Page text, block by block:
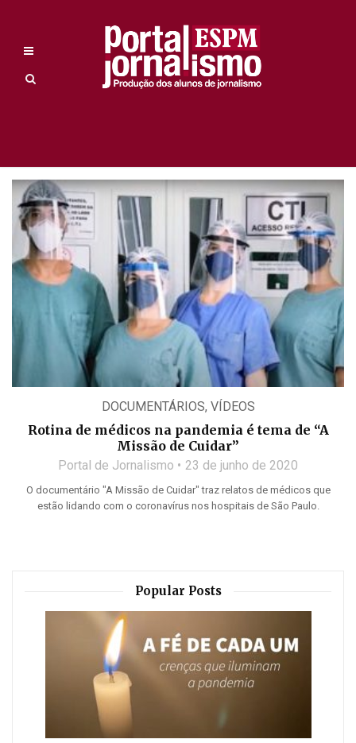
DOCUMENTÁRIOS, VÍDEOS
Rotina de médicos na pandemia é tema de “A
Missão de Cuidar”
Portal de Jornalismo 23 de junho de 2020
O documentário "A Missão de Cuidar" traz relatos de médicos que
estão lidando com o coronavírus nos hospitais de São Paulo.
Popular Posts